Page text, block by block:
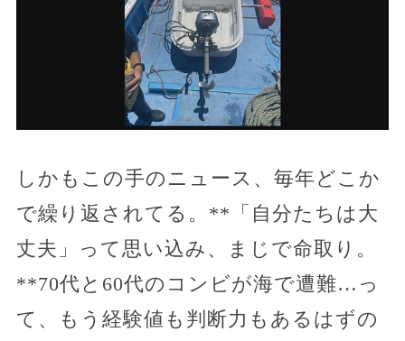
しかもこの手のニュース、毎年どこか
で繰り返されてる。**「自分たちは大
丈夫」って思い込み、まじで命取り。
**70代と60代のコンビが海で遭難…っ
て、もう経験値も判断力もあるはずの